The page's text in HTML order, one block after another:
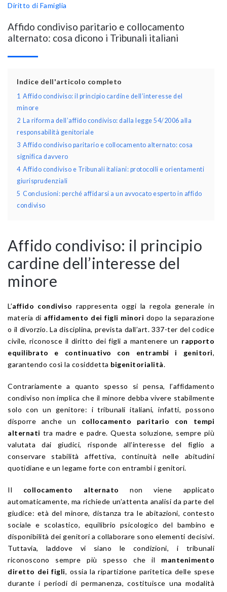
Diritto di Famiglia
Affido condiviso paritario e collocamento
alternato: cosa dicono i Tribunali italiani
Indice dell'articolo completo
1 Affido condiviso: il principio cardine dell’interesse del
minore
2
La riforma dell’affido condiviso: dalla legge 54/2006 alla
responsabilità genitoriale
3 Affido condiviso paritario e collocamento alternato: cosa
significa davvero
4 Affido condiviso e Tribunali italiani: protocolli e orientamenti
giurisprudenziali
5 Conclusioni: perché affidarsi a un avvocato esperto in affido
condiviso
Affido condiviso: il principio
cardine dell’interesse del
minore
L’affido condiviso rappresenta oggi la regola generale in
materia di affidamento dei figli minori dopo la separazione
o il divorzio. La disciplina, prevista dall’art. 337-ter del codice
civile, riconosce il diritto dei figli a mantenere un rapporto
equilibrato e continuativo con entrambi i genitori,
garantendo così la cosiddetta bigenitorialità.
Contrariamente a quanto spesso si pensa, l’affidamento
condiviso non implica che il minore debba vivere stabilmente
solo con un genitore: i tribunali italiani, infatti, possono
disporre anche un collocamento paritario con tempi
alternati tra madre e padre. Questa soluzione, sempre più
valutata dai giudici, risponde all’interesse del figlio a
conservare stabilità affettiva, continuità nelle abitudini
quotidiane e un legame forte con entrambi i genitori.
Il collocamento alternato
non viene applicato
automaticamente, ma richiede un’attenta analisi da parte del
giudice: età del minore, distanza tra le abitazioni, contesto
sociale e scolastico, equilibrio psicologico del bambino e
disponibilità dei genitori a collaborare sono elementi decisivi.
Tuttavia, laddove vi siano le condizioni, i tribunali
riconoscono sempre più spesso che il mantenimento
diretto dei figli, ossia la ripartizione paritetica delle spese
durante i periodi di permanenza, costituisce una modalità